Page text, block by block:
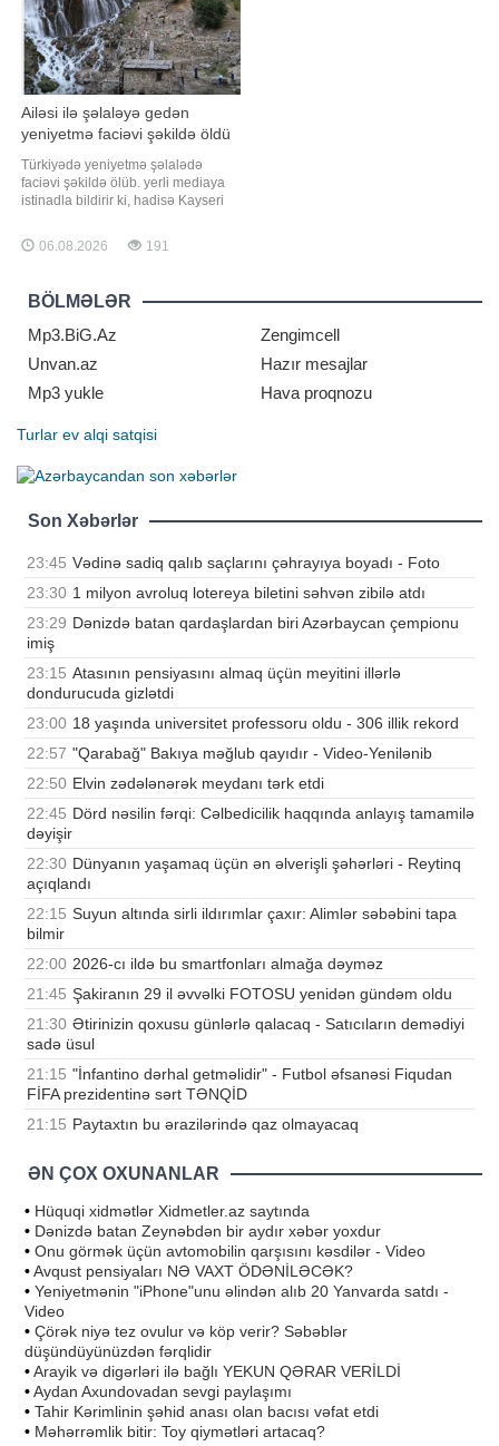
Ailəsi ilə şəlaləyə gedən
yeniyetmə faciəvi şəkildə öldü
Türkiyədə yeniyetmə şəlalədə
faciəvi şəkildə ölüb. yerli mediaya
istinadla bildirir ki, hadisə Kayseri
baş verib. Məlumata görə, ailəsi ilə
birlikdə rayon ərazisində yerləşən
yaşlı Ela Nur Ç. Cənub Şəlaləsində
tarazlığını itirərək suya düşüb
06.08.2026 191
BÖLMƏLƏR
Mp3.BiG.Az
Zengimcell
Unvan.az
Hazır mesajlar
Mp3 yukle
Hava proqnozu
Turlar ev alqi satqisi
Son Xəbərlər
23:45 Vədinə sadiq qalıb saçlarını çəhrayıya boyadı - Foto
23:30 1 milyon avroluq lotereya biletini səhvən zibilə atdı
23:29 Dənizdə batan qardaşlardan biri Azərbaycan çempionu
imiş
23:15 Atasının pensiyasını almaq üçün meyitini illərlə
dondurucuda gizlətdi
23:00 18 yaşında universitet professoru oldu - 306 illik rekord
22:57 "Qarabağ" Bakıya məğlub qayıdır - Video-Yenilənib
22:50 Elvin zədələnərək meydanı tərk etdi
22:45 Dörd nəsilin fərqi: Cəlbedicilik haqqında anlayış tamamilə
dəyişir
22:30 Dünyanın yaşamaq üçün ən əlverişli şəhərləri - Reytinq
açıqlandı
22:15 Suyun altında sirli ildırımlar çaxır: Alimlər səbəbini tapa
bilmir
22:00 2026-cı ildə bu smartfonları almağa dəyməz
21:45 Şakiranın 29 il əvvəlki FOTOSU yenidən gündəm oldu
21:30 Ətirinizin qoxusu günlərlə qalacaq - Satıcıların demədiyi
sadə üsul
21:15 "İnfantino dərhal getməlidir" - Futbol əfsanəsi Fiqudan
FİFA prezidentinə sərt TƏNQİD
21:15 Paytaxtın bu ərazilərində qaz olmayacaq
ƏN ÇOX OXUNANLAR
• Hüquqi xidmətlər Xidmetler.az saytında
• Dənizdə batan Zeynəbdən bir aydır xəbər yoxdur
• Onu görmək üçün avtomobilin qarşısını kəsdilər - Video
•Avqust pensiyaları NƏ VAXT ÖDƏNİLƏCƏK?
• Yeniyetmənin "iPhone"unu əlindən alıb 20 Yanvarda satdı -
Video
• Çörək niyə tez ovulur və köp verir? Səbəblər
düşündüyünüzdən fərqlidir
•Arayik və digərləri ilə bağlı YEKUN QƏRAR VERİLDİ
•Aydan Axundovadan sevgi paylaşımı
• Tahir Kərimlinin şəhid anası olan bacısı vəfat etdi
• Məhərrəmlik bitir: Toy qiymətləri artacaq?